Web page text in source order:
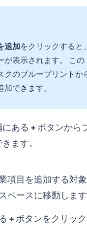
追加をクリックすると
が表示されます。 この
クのブループリントか
できます。
ある +ボタンから
ます。
項目を追加する対
ペースに移動しま
+ボタンをクリッ